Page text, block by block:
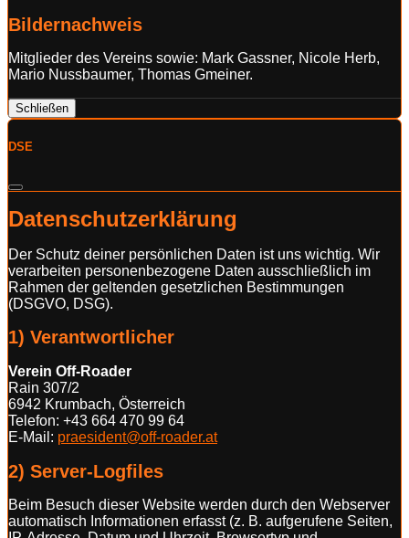
Bildernachweis
Mitglieder des Vereins sowie: Mark Gassner, Nicole Herb,
Mario Nussbaumer, Thomas Gmeiner.
Schließen
DSE
Datenschutzerklärung
Der Schutz deiner persönlichen Daten ist uns wichtig. Wir
verarbeiten personenbezogene Daten ausschließlich im
Rahmen der geltenden gesetzlichen Bestimmungen
(DSGVO, DSG).
1) Verantwortlicher
Verein Off-Roader
Rain 307/2
6942 Krumbach, Österreich
Telefon: +43 664 470 99 64
E-Mail: praesident@off-roader.at
2) Server-Logfiles
Beim Besuch dieser Website werden durch den Webserver
automatisch Informationen erfasst (z. B. aufgerufene Seiten,